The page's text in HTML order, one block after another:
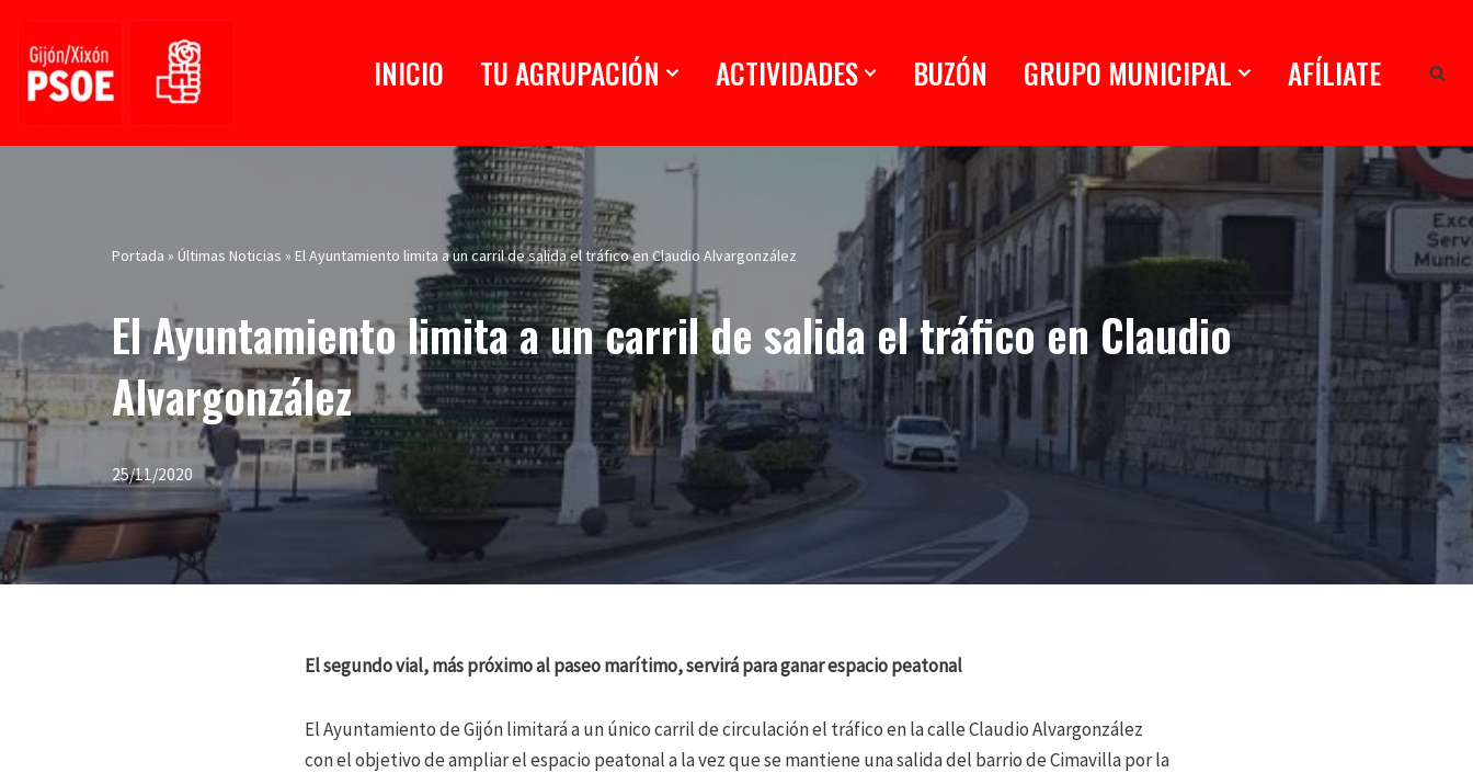
Saltar
INICIO TU AGRUPACIÓN ACTIVIDADES BUZÓN GRUPO MUNICIPAL AFÍLIATE
Portada » Últimas Noticias » El Ayuntamiento limita a un carril de salida el tráfico en Claudio Alvargonzález
El Ayuntamiento limita a un carril de salida el tráfico en Claudio
Alvargonzález
25/11/2020
El segundo vial, más próximo al paseo marítimo, servirá para ganar espacio peatonal
El Ayuntamiento de Gijón limitará a un único carril de circulación el tráfico en la calle Claudio Alvargonzález
con el objetivo de ampliar el espacio peatonal a la vez que se mantiene una salida del barrio de Cimavilla por la